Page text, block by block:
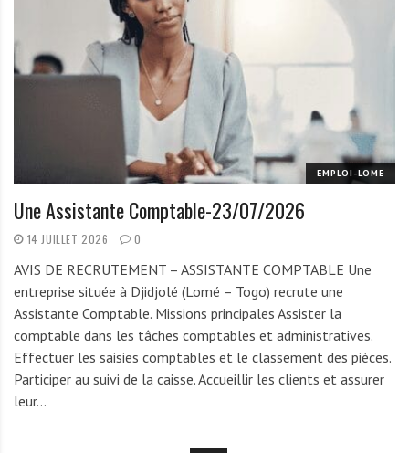
EMPLOI-LOME
Une Assistante Comptable-23/07/2026
14 JUILLET 2026 0
AVIS DE RECRUTEMENT – ASSISTANTE COMPTABLE Une
entreprise située à Djidjolé (Lomé – Togo) recrute une
Assistante Comptable. Missions principales Assister la
comptable dans les tâches comptables et administratives.
Effectuer les saisies comptables et le classement des pièces.
Participer au suivi de la caisse. Accueillir les clients et assurer
leur…